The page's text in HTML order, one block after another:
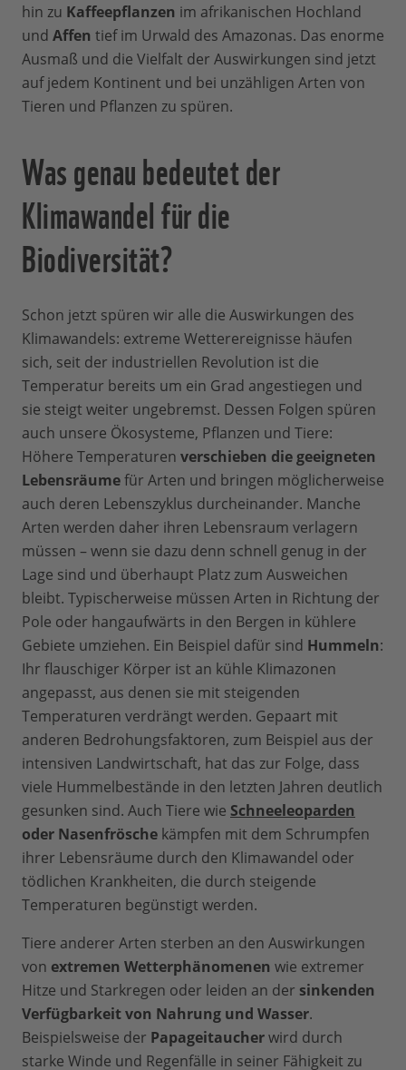
hin zu Kaffeepflanzen im afrikanischen Hochland
und Affen tief im Urwald des Amazonas. Das enorme
Ausmaß und die Vielfalt der Auswirkungen sind jetzt
auf jedem Kontinent und bei unzähligen Arten von
Tieren und Pflanzen zu spüren.
Was genau bedeutet der
Klimawandel für die
Biodiversität?
Schon jetzt spüren wir alle die Auswirkungen des
Klimawandels: extreme Wetterereignisse häufen
sich, seit der industriellen Revolution ist die
Temperatur bereits um ein Grad angestiegen und
sie steigt weiter ungebremst. Dessen Folgen spüren
auch unsere Ökosysteme, Pflanzen und Tiere:
Höhere Temperaturen verschieben die geeigneten
Lebensräumefür Arten und bringen möglicherweise
auch deren Lebenszyklus durcheinander. Manche
Arten werden daher ihren Lebensraum verlagern
müssen – wenn sie dazu denn schnell genug in der
Lage sind und überhaupt Platz zum Ausweichen
bleibt. Typischerweise müssen Arten in Richtung der
Pole oder hangaufwärts in den Bergen in kühlere
Gebiete umziehen. Ein Beispiel dafür sind Hummeln:
Ihr flauschiger Körper ist an kühle Klimazonen
angepasst, aus denen sie mit steigenden
Temperaturen verdrängt werden. Gepaart mit
anderen Bedrohungsfaktoren, zum Beispiel aus der
intensiven Landwirtschaft, hat das zur Folge, dass
viele Hummelbestände in den letzten Jahren deutlich
gesunken sind. Auch Tiere wie Schneeleoparden
oder Nasenfrösche kämpfen mit dem Schrumpfen
ihrer Lebensräume durch den Klimawandel oder
tödlichen Krankheiten, die durch steigende
Temperaturen begünstigt werden.
Tiere anderer Arten sterben an den Auswirkungen
von extremen Wetterphänomenen wie extremer
Hitze und Starkregen oder leiden an der sinkenden
Verfügbarkeit von Nahrung und Wasser.
Beispielsweise der Papageitaucherwird durch
starke Winde und Regenfälle in seiner Fähigkeit zu